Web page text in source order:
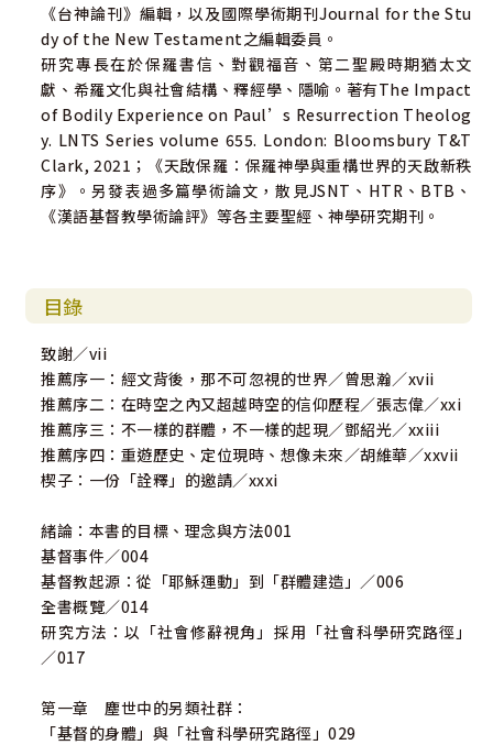
《台神論刊》編輯，以及國際學術期刊Journal for the Stu
dy of the New Testament之編輯委員。
研究專長在於保羅書信、對觀福音、第二聖殿時期猶太文
獻、希羅文化與社會結構、釋經學、隱喻。著有The Impact
of Bodily Experience on Paul’s Resurrection Theolog
y. LNTS Series volume 655. London: Bloomsbury T&T
Clark, 2021；《天啟保羅：保羅神學與重構世界的天啟新秩
序》。另發表過多篇學術論文，散見JSNT、HTR、BTB、
《漢語基督教學術論評》等各主要聖經、神學研究期刊。
目錄
致謝／vii
推薦序一：經文背後，那不可忽視的世界／曾思瀚／xvii
推薦序二：在時空之內又超越時空的信仰歷程／張志偉／xxi
推薦序三：不一樣的群體，不一樣的起現／鄧紹光／xxiii
推薦序四：重遊歷史、定位現時、想像未來／胡維華／xxvii
楔子：一份「詮釋」的邀請／xxxi
緒論：本書的目標、理念與方法001
基督事件／004
基督教起源：從「耶穌運動」到「群體建造」／006
全書概覽／014
研究方法：以「社會修辭視角」採用「社會科學研究路徑」
／017
第一章 塵世中的另類社群：
「基督的身體」與「社會科學研究路徑」029